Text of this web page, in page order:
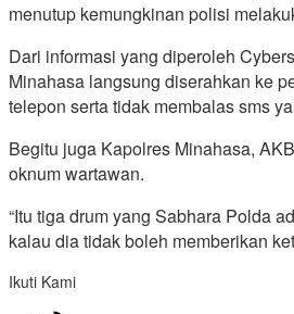
menutup kemungkinan polisi
Dari informasi yang diperoleh
Minahasa langsung diserahkan ke
telepon serta tidak membalas sms
Begitu juga Kapolres Minahasa,
oknum wartawan.
“Itu tiga drum yang Sabhara Polda
kalau dia tidak boleh memberikan
Ikuti Kami